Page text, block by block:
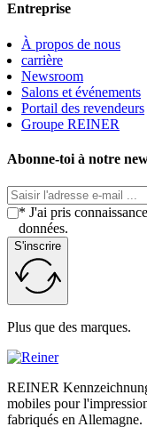
Entreprise
À propos de nous
carrière
Newsroom
Salons et événements
Portail des revendeurs
Groupe REINER
Abonne-toi à notre
* J'ai pris
données.
S'inscrire
Plus que des marques.
REINER
mobiles pour
fabriqués en Allemagne.